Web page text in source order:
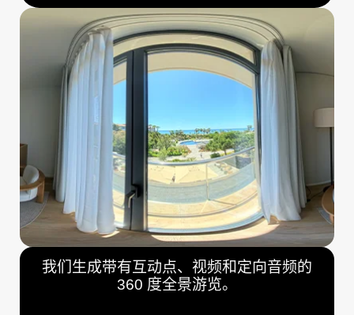
我们生成带有互动点、视频和定向音频的
360 度全景游览。